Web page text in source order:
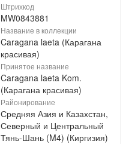
Штрихкод
MW0843881
Название в коллекции
Caragana laeta (Карагана
красивая)
Принятое название
Caragana laeta Kom.
(Карагана красивая)
Районирование
Средняя Азия и Казахстан,
Северный и Центральный
Тянь-Шань (M4) (Киргизия)